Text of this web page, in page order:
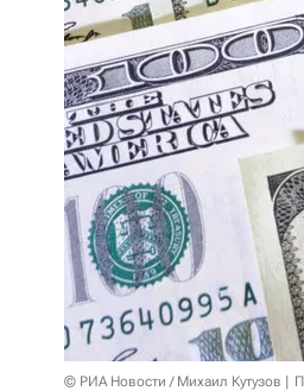
© РИА Новости / Михаил Кутузов